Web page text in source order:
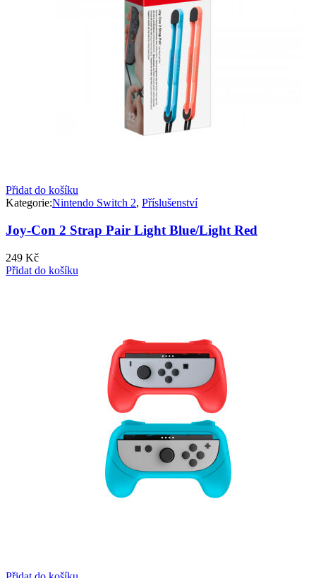
Přidat do košíku
Kategorie:Nintendo Switch 2, Příslušenství
Joy-Con 2 Strap Pair Light Blue/Light Red
249 Kč
Přidat do košíku